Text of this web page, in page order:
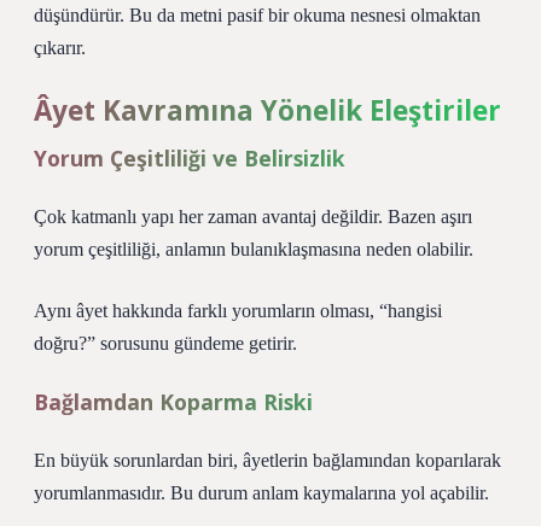
düşündürür. Bu da metni pasif bir okuma nesnesi olmaktan
çıkarır.
Âyet Kavramına Yönelik Eleştiriler
Yorum Çeşitliliği ve Belirsizlik
Çok katmanlı yapı her zaman avantaj değildir. Bazen aşırı
yorum çeşitliliği, anlamın bulanıklaşmasına neden olabilir.
Aynı âyet hakkında farklı yorumların olması, “hangisi
doğru?” sorusunu gündeme getirir.
Bağlamdan Koparma Riski
En büyük sorunlardan biri, âyetlerin bağlamından koparılarak
yorumlanmasıdır. Bu durum anlam kaymalarına yol açabilir.